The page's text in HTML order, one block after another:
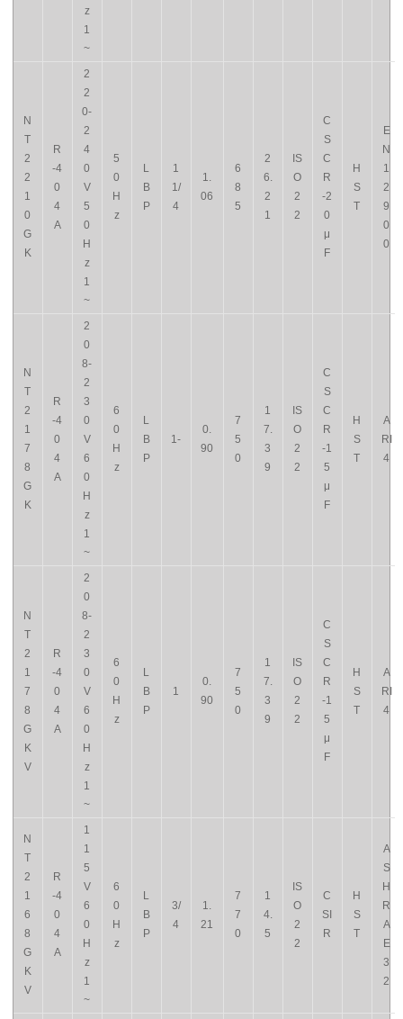
z
1
~
N
T
2
2
1
0
G
K
R
-4
0
4
A
2
2
0-
2
4
0
V
5
0
H
z
1
~
5
0
H
z
L
B
P
1
1/
4
1.
06
6
8
5
2
6.
2
1
IS
O
2
2
C
S
C
R
-2
0
μ
F
H
S
T
E
N
1
2
9
0
0
N
T
2
1
7
8
G
K
R
-4
0
4
A
2
0
8-
2
3
0
V
6
0
H
z
1
~
6
0
H
z
L
B
P
1-
0.
90
7
5
0
1
7.
3
9
IS
O
2
2
C
S
C
R
-1
5
μ
F
H
S
T
A
RI
4
N
T
2
1
7
8
G
K
V
R
-4
0
4
A
2
0
8-
2
3
0
V
6
0
H
z
1
~
6
0
H
z
L
B
P
1
0.
90
7
5
0
1
7.
3
9
IS
O
2
2
C
S
C
R
-1
5
μ
F
H
S
T
A
RI
4
N
T
2
1
6
8
G
K
V
R
-4
0
4
A
1
1
5
V
6
0
H
z
1
~
6
0
H
z
L
B
P
3/
4
1.
21
7
7
0
1
4.
5
IS
O
2
2
C
SI
R
H
S
T
A
S
H
R
A
E
3
2